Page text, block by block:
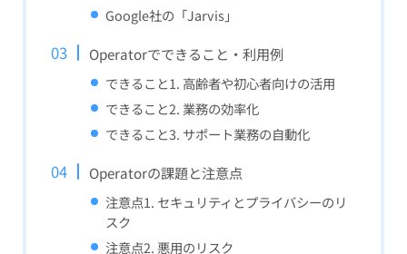
Google社の「Jarvis」
Operatorでできること・利用例
できること1. 高齢者や初心者向けの活用
できること2. 業務の効率化
できること3. サポート業務の自動化
Operatorの課題と注意点
注意点1. セキュリティとプライバシーのリ
スク
注意点2. 悪用のリスク